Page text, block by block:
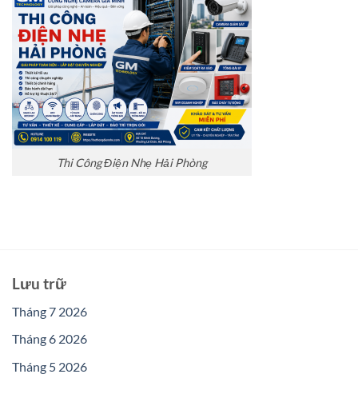
Thi Công Điện Nhẹ Hải Phòng
Lưu trữ
Tháng 7 2026
Tháng 6 2026
Tháng 5 2026